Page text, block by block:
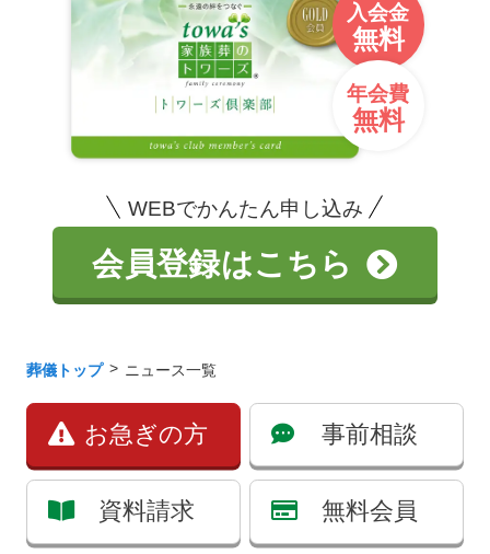
入会金
無料
年会費
無料
WEBでかんたん申し込み
会員登録はこちら
葬儀トップ ニュース一覧
お急ぎの方 事前相談
資料請求 無料会員